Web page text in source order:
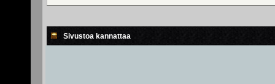
Sivustoa kannattaa